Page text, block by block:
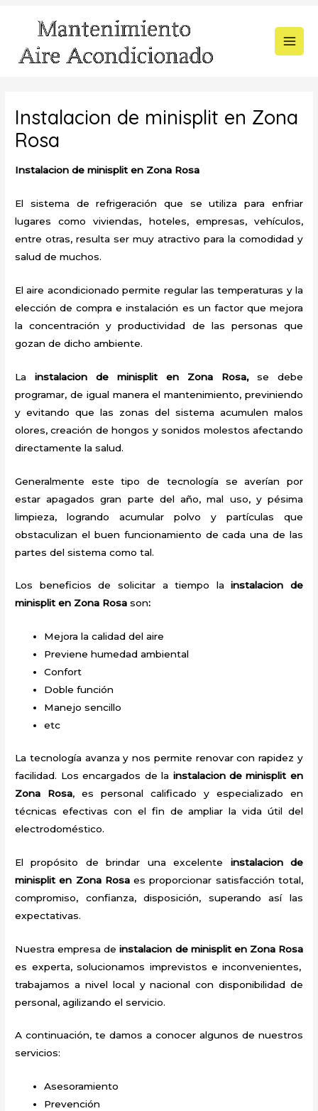
contenido
Instalacion de minisplit en Zona
Rosa
Instalacion de minisplit en Zona Rosa
El sistema de refrigeración que se utiliza para enfriar
lugares como viviendas, hoteles, empresas, vehículos,
entre otras, resulta ser muy atractivo para la comodidad y
salud de muchos.
El aire acondicionado permite regular las temperaturas y la
elección de compra e instalación es un factor que mejora
la concentración y productividad de las personas que
gozan de dicho ambiente.
Lainstalacion de minisplit en Zona Rosa,se debe
programar, de igual manera el mantenimiento, previniendo
y evitando que las zonas del sistema acumulen malos
olores, creación de hongos y sonidos molestos afectando
directamente la salud.
Generalmente este tipo de tecnología se averían por
estar apagados gran parte del año, mal uso, y pésima
limpieza, logrando acumular polvo y partículas que
obstaculizan el buen funcionamiento de cada una de las
partes del sistema como tal.
Los beneficios de solicitar a tiempo lainstalacion de
minisplit en Zona Rosason:
Mejora la calidad del aire
Previene humedad ambiental
Confort
Doble función
Manejo sencillo
etc
La tecnología avanza y nos permite renovar con rapidez y
facilidad. Los encargados de la instalacion de minisplit en
Zona Rosa, es personal calificado y especializado en
técnicas efectivas con el fin de ampliar la vida útil del
electrodoméstico.
El propósito de brindar una excelente instalacion de
minisplit en Zona Rosaes proporcionar satisfacción total,
compromiso, confianza, disposición, superando así las
expectativas.
Nuestra empresa deinstalacion de minisplit en Zona Rosa
es experta, solucionamos imprevistos e inconvenientes,
trabajamos a nivel local y nacional con disponibilidad de
personal, agilizando el servicio.
A continuación, te damos a conocer algunos de nuestros
servicios:
Asesoramiento
Prevención